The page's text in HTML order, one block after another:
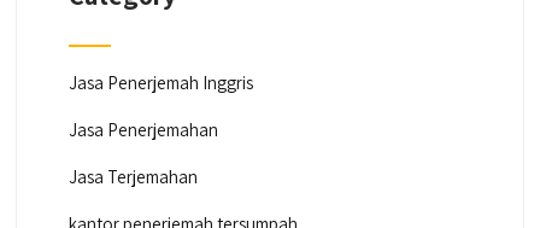
Jasa Penerjemah Inggris
Jasa Penerjemahan
Jasa Terjemahan